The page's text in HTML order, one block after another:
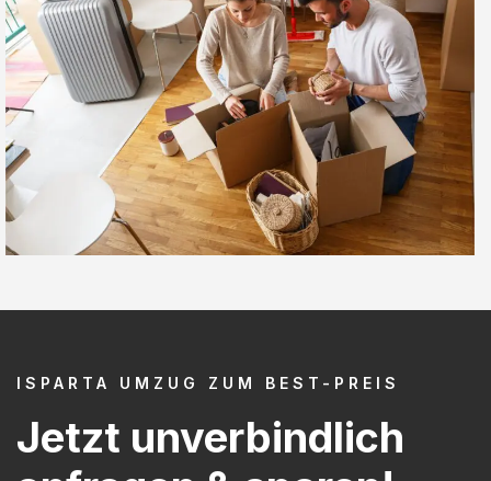
ISPARTA UMZUG ZUM BEST-PREIS
Jetzt unverbindlich